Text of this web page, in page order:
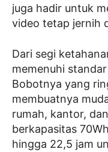
juga hadir untuk
video tetap jernih
Dari segi
memenuhi
Bobotnya yang
membuatnya
rumah, kantor,
berkapasitas
hingga 22,5 jam